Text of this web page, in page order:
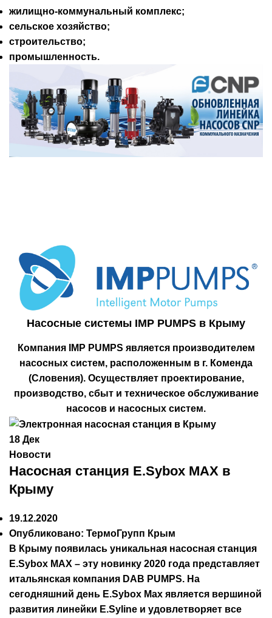
жилищно-коммунальный комплекс;
сельское хозяйство;
строительство;
промышленность.
Насосные системы IMP PUMPS в Крыму
Компания IMP PUMPS является производителем
насосных систем, расположенным в г. Коменда
(Словения). Осуществляет проектирование,
производство, сбыт и техническое обслуживание
насосов и насосных систем.
18 Дек
Новости
Насосная станция E.Sybox MAX в
Крыму
19.12.2020
Опубликовано: ТермоГрупп Крым
В Крыму появилась уникальная насосная станция
E.Sybox MAX – эту новинку 2020 года представляет
итальянская компания DAB PUMPS. На
сегодняшний день E.Sybox Max является вершиной
развития линейки E.Syline и удовлетворяет все